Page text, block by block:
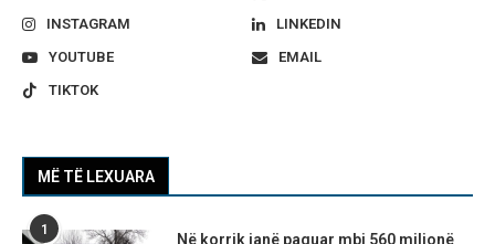
INSTAGRAM
LINKEDIN
YOUTUBE
EMAIL
TIKTOK
MË TË LEXUARA
1
Në korrik janë paguar mbi 560 milionë